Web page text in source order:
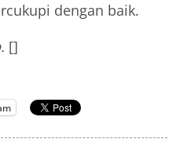
dengan baik.
[]